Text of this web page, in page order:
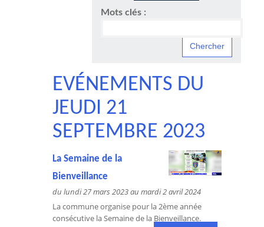
Mots clés :
EVÉNEMENTS DU
JEUDI 21
SEPTEMBRE 2023
La Semaine de la
Bienveillance
du lundi 27 mars 2023 au mardi 2 avril 2024
La commune organise pour la 2ème année
consécutive la Semaine de la Bienveillance.